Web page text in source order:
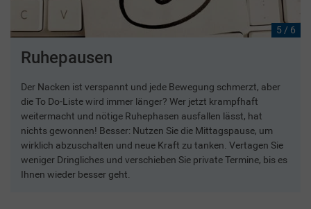
5 / 6
Ruhepausen
Der Nacken ist verspannt und jede Bewegung schmerzt, aber
die To Do-Liste wird immer länger? Wer jetzt krampfhaft
weitermacht und nötige Ruhephasen ausfallen lässt, hat
nichts gewonnen! Besser: Nutzen Sie die Mittagspause, um
wirklich abzuschalten und neue Kraft zu tanken. Vertagen Sie
weniger Dringliches und verschieben Sie private Termine, bis es
Ihnen wieder besser geht.